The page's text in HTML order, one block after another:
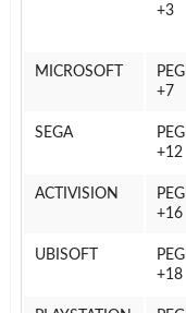
3+
PEGI
7+
MICROSOFT
PEGI
12+
SEGA
PEGI
16+
ACTIVISION
PEGI
18+
UBISOFT